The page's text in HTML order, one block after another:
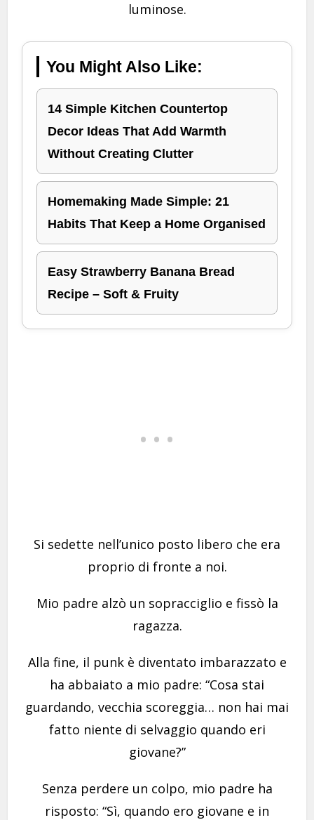
luminose.
You Might Also Like:
14 Simple Kitchen Countertop
Decor Ideas That Add Warmth
Without Creating Clutter
Homemaking Made Simple: 21
Habits That Keep a Home Organised
Easy Strawberry Banana Bread
Recipe – Soft & Fruity
Si sedette nell’unico posto libero che era
proprio di fronte a noi.
Mio padre alzò un sopracciglio e fissò la
ragazza.
Alla fine, il punk è diventato imbarazzato e
ha abbaiato a mio padre: “Cosa stai
guardando, vecchia scoreggia… non hai mai
fatto niente di selvaggio quando eri
giovane?”
Senza perdere un colpo, mio padre ha
risposto: “Sì, quando ero giovane e in